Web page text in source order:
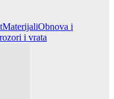
MaterijaliObnova i
i vrata